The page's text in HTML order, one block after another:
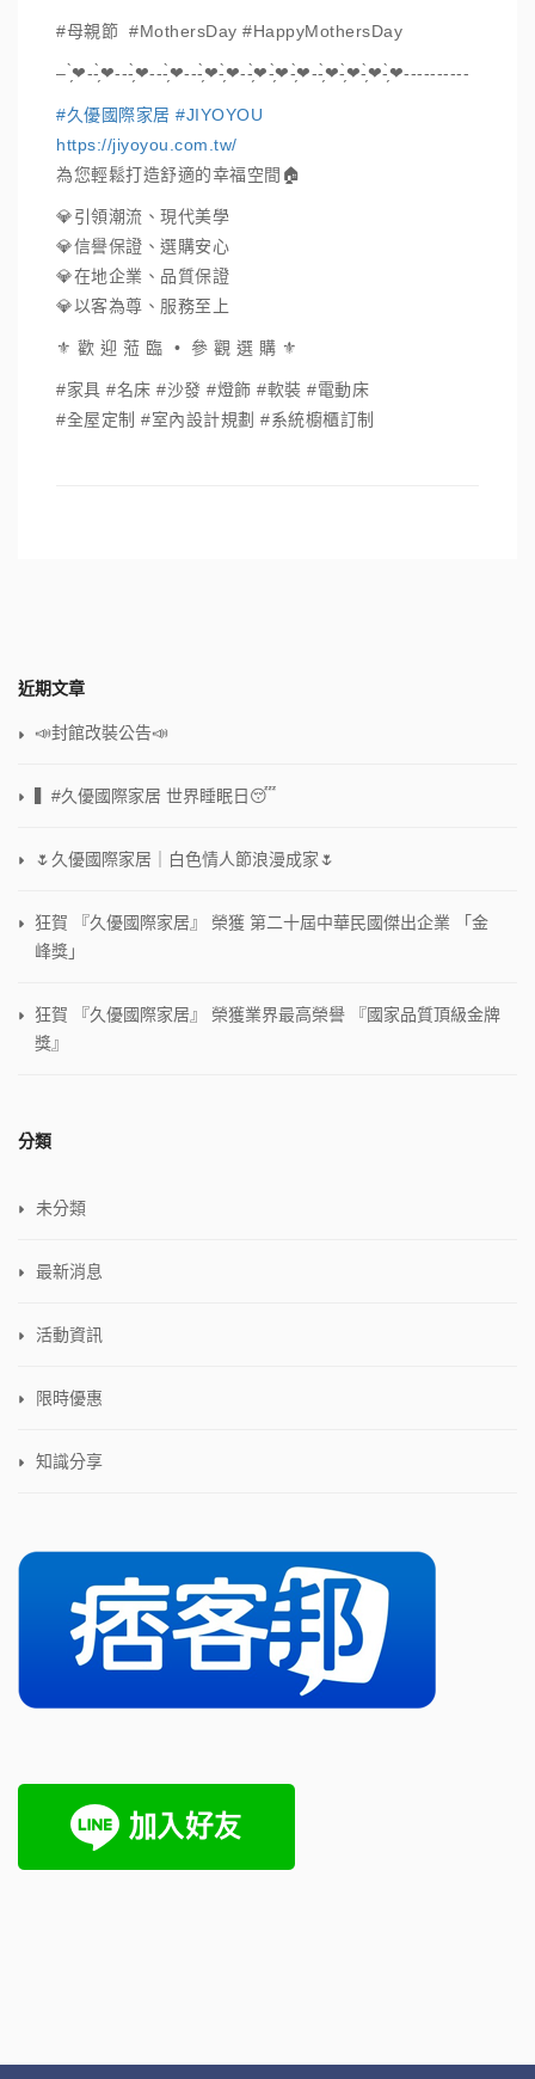
#母親節 #MothersDay #HappyMothersDay
– ̗̀❤︎-︎︎-̗̀❤︎-︎︎-︎︎-̗̀❤︎-︎︎-︎︎-̗̀❤︎-︎︎-︎︎-̗̀❤︎-̗̀❤︎-︎︎-̗̀❤︎-̗̀❤︎-̗̀❤︎-︎-̗̀❤︎-̗̀❤︎-̗̀❤︎-̗̀❤︎-︎︎-︎︎-︎︎-︎︎-︎︎-︎︎-︎︎-︎︎-︎︎-︎︎
#久優國際家居 #JIYOYOU
https://jiyoyou.com.tw/
為您輕鬆打造舒適的幸福空間🏠
💎引領潮流、現代美學
💎信譽保證、選購安心
💎在地企業、品質保證
💎以客為尊、服務至上
⚜️ 歡 迎 蒞 臨 • 參 觀 選 購 ⚜️
#家具 #名床 #沙發 #燈飾 #軟裝 #電動床
#全屋定制 #室內設計規劃 #系統櫥櫃訂制
近期文章
📣封館改裝公告📣
▍#久優國際家居 世界睡眠日😴
🌷久優國際家居｜白色情人節浪漫成家🌷
狂賀 『久優國際家居』 榮獲 第二十屆中華民國傑出企業 「金
峰獎」
狂賀 『久優國際家居』 榮獲業界最高榮譽 『國家品質頂級金牌
獎』
分類
未分類
最新消息
活動資訊
限時優惠
知識分享